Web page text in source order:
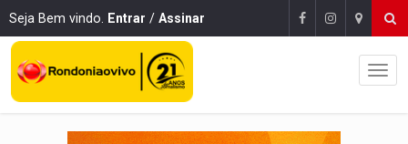
Seja Bem vindo. Entrar / Assinar